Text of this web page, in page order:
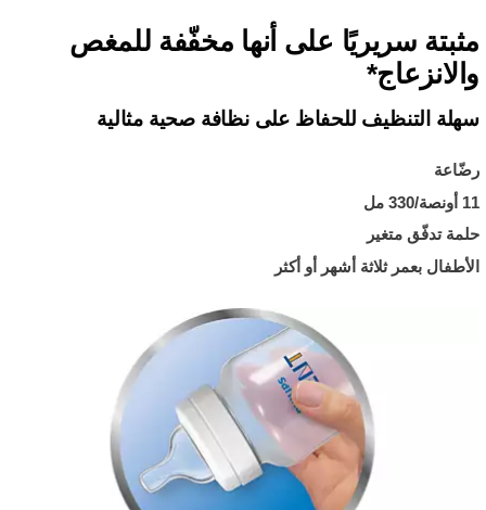
مثبتة سريريًا على أنها مخفّفة للمغص
والانزعاج*
سهلة التنظيف للحفاظ على نظافة صحية مثالية
رضّاعة
11 أونصة/330 مل
حلمة تدفّق متغير
الأطفال بعمر ثلاثة أشهر أو أكثر